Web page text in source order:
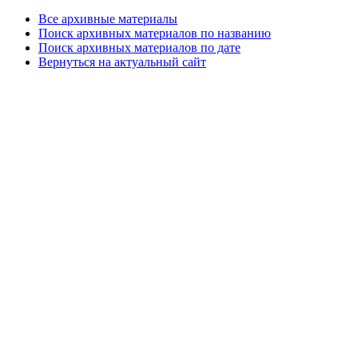
Все архивные материалы
Поиск архивных материалов по названию
Поиск архивных материалов по дате
Вернуться на актуальный сайт